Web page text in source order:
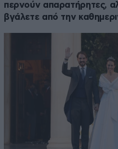
περνούν απαρατήρητες,
βγάλετε από την